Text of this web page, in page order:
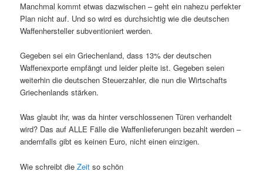
Manchmal kommt etwas dazwischen – geht ein nahezu perfekter
Plan nicht auf. Und so wird es durchsichtig wie die deutschen
Waffenhersteller subventioniert werden.
Gegeben sei ein Griechenland, dass 13% der deutschen
Waffenexporte empfängt und leider pleite ist. Gegeben seien
weiterhin die deutschen Steuerzahler, die nun die Wirtschafts
Griechenlands stärken.
Was glaubt ihr, was da hinter verschlossenen Türen verhandelt
wird? Das auf ALLE Fälle die Waffenlieferungen bezahlt werden –
andernfalls gibt es keinen Euro, nicht einen einzigen.
Wie schreibt dieZeitso schön